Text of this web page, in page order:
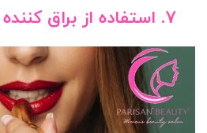
7. استفاده از براق کننده لب بیش از حد